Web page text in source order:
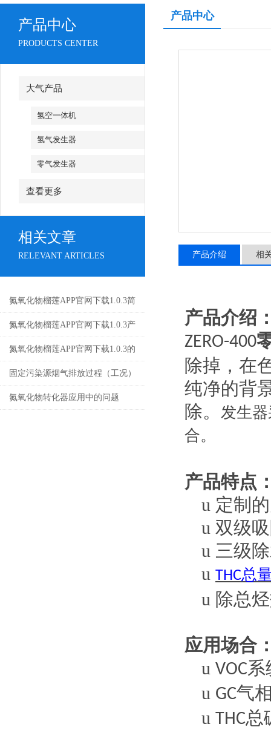
产品中心
PRODUCTS CENTER
大气产品
氢空一体机
氢气发生器
零气发生器
查看更多
相关文章
RELEVANT ARTICLES
氮氧化物榴莲APP官网下载1.0.3简
介
氮氧化物榴莲APP官网下载1.0.3产
品样册-机箱式-英文版
氮氧化物榴莲APP官网下载1.0.3的
正确使用方法
固定污染源烟气排放过程（工况）
监控系统安装及验收技术指南
氮氧化物转化器应用中的问题
产品中心
产品介绍 相
产品介绍
ZERO-400
除掉，在
纯净的背
除。 发生
合。
产品特点
u 定制
u 双级
u 三级
u THC总
u 除总
应用场合
u VOC系
u GC气
u THC总